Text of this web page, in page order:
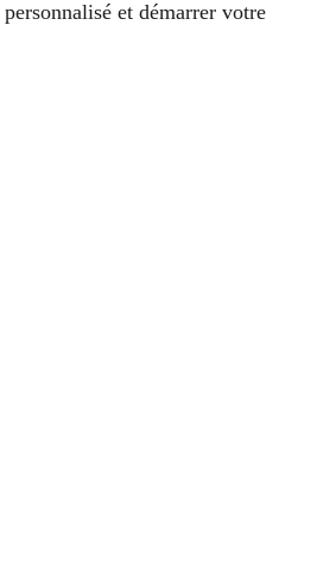
et démarrer votre